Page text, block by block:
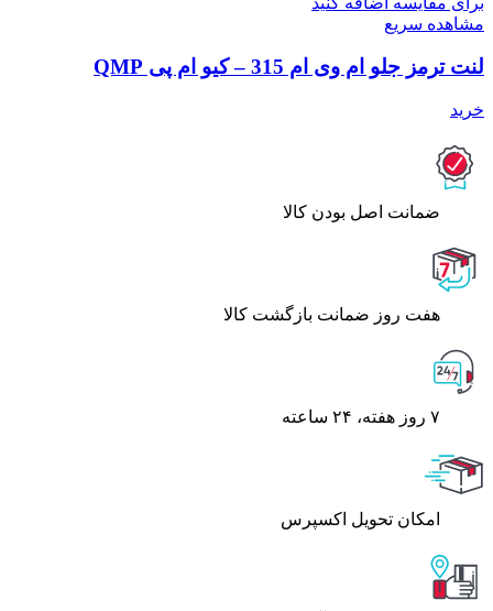
مشاهده سریع
لنت ترمز جلو ام وی ام 315 – کیو ام پی QMP
خرید
ﺿﻤﺎﻧﺖ اﺻﻞ ﺑﻮدن ﮐﺎﻟﺎ
هفت روز ضمانت بازگشت کالا
۷ روز ﻫﻔﺘﻪ، ۲۴ ﺳﺎﻋﺘﻪ
اﻣﮑﺎن ﺗﺤﻮﯾﻞ اﮐﺴﭙﺮس